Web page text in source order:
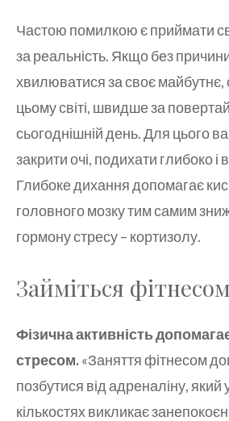
Частою помилкою є приймати
за реальність. Якщо без
хвилюватися за своє майбутнє,
цьому світі, швидше за
сьогоднішній день. Для цього
закрити очі, подихати глибоко і
Глибоке дихання допомагає
головного мозку тим самим
гормону стресу – кортизолу.
Займіться фітнесом
Фізична активність
стресом.«Заняття фітнесом
позбутися від адреналіну, який
кількостях викликає